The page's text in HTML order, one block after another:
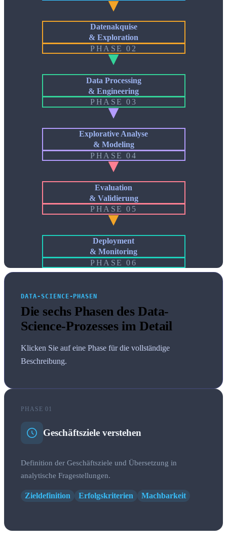
Datenakquise
& Exploration
PHASE 02
Data Processing
& Engineering
PHASE 03
Explorative Analyse
& Modeling
PHASE 04
Evaluation
& Validierung
PHASE 05
Deployment
& Monitoring
PHASE 06
DATA-SCIENCE-PHASEN
Die sechs Phasen des Data-
Science-Prozesses im Detail
Klicken Sie auf eine Phase für die vollständige
Beschreibung.
PHASE 01
Geschäftsziele verstehen
Definition der Geschäftsziele und Übersetzung in
analytische Fragestellungen.
Zieldefinition Erfolgskriterien Machbarkeit